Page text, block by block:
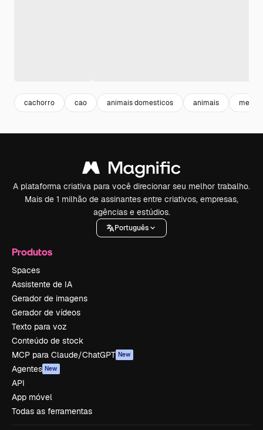
cachorro cao animais domesticos animais menina
A plataforma criativa para você direcionar seu melhor trabalho.
Mais de 1 milhão de assinantes entre criativos, empresas,
agências e estúdios.
Português
Produtos
Spaces
Assistente de IA
Gerador de imagens
Gerador de vídeos
Texto para voz
Conteúdo de stock
MCP para Claude/ChatGPT New
Agentes New
API
App móvel
Todas as ferramentas